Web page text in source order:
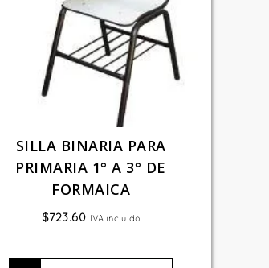
SILLA BINARIA PARA
PRIMARIA 1° A 3° DE
FORMAICA
$723.60 IVA incluido